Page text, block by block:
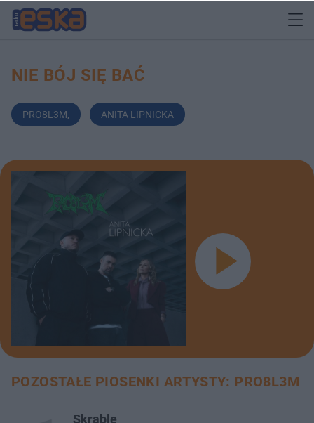
NIE BÓJ SIĘ BAĆ
PRO8L3M, ANITA LIPNICKA
POZOSTAŁE PIOSENKI ARTYSTY: PRO8L3M
Skrable